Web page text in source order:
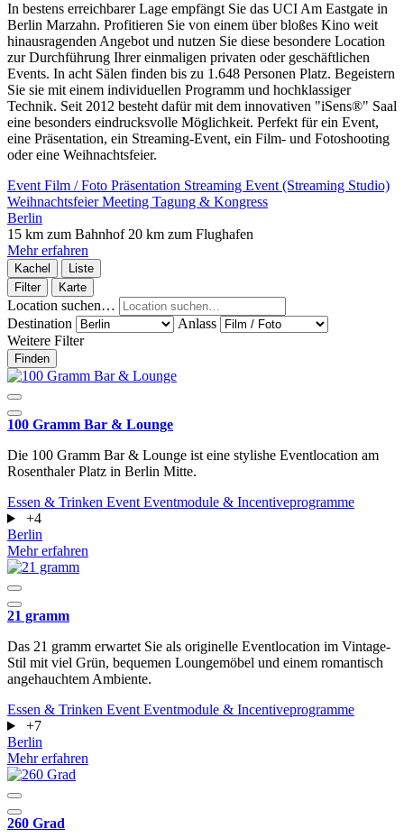
In bestens erreichbarer Lage empfängt Sie das UCI Am Eastgate in
Berlin Marzahn. Profitieren Sie von einem über bloßes Kino weit
hinausragenden Angebot und nutzen Sie diese besondere Location
zur Durchführung Ihrer einmaligen privaten oder geschäftlichen
Events. In acht Sälen finden bis zu 1.648 Personen Platz. Begeistern
Sie sie mit einem individuellen Programm und hochklassiger
Technik. Seit 2012 besteht dafür mit dem innovativen "iSens®" Saal
eine besonders eindrucksvolle Möglichkeit. Perfekt für ein Event,
eine Präsentation, ein Streaming-Event, ein Film- und Fotoshooting
oder eine Weihnachtsfeier.
Event Film / Foto Präsentation Streaming Event (Streaming Studio)
WeihnachtsfeierMeeting Tagung & Kongress
Berlin
15 km zum Bahnhof 20 km zum Flughafen
Mehr erfahren
Kachel
Liste
Filter
Karte
Location suchen…
Destination
Anlass
Weitere Filter
Finden
100 Gramm Bar & Lounge
Die 100 Gramm Bar & Lounge ist eine stylishe Eventlocation am
Rosenthaler Platz in Berlin Mitte.
Essen & Trinken Event Eventmodule & Incentiveprogramme
+4
Berlin
Mehr erfahren
21 gramm
Das 21 gramm erwartet Sie als originelle Eventlocation im Vintage-
Stil mit viel Grün, bequemen Loungemöbel und einem romantisch
angehauchtem Ambiente.
Essen & Trinken Event Eventmodule & Incentiveprogramme
+7
Berlin
Mehr erfahren
260 Grad